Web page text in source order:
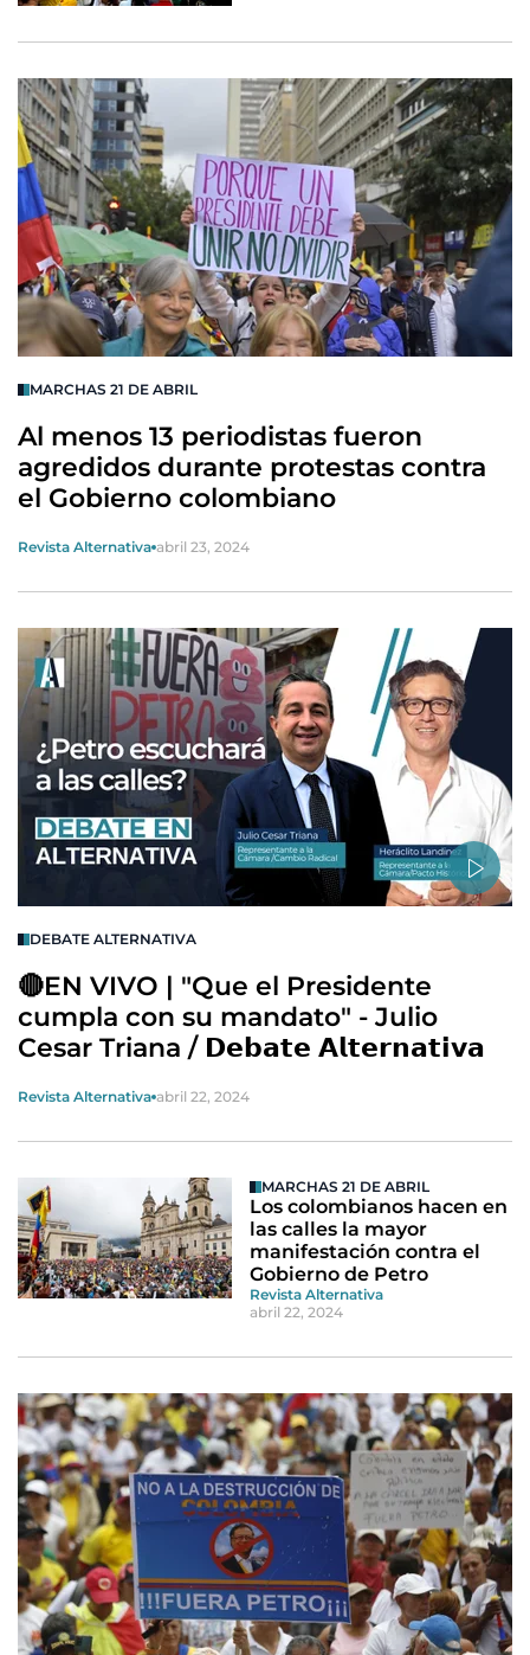
MARCHAS 21 DE ABRIL
Al menos 13 periodistas fueron
agredidos durante protestas contra
el Gobierno colombiano
Revista Alternativa abril 23, 2024
DEBATE ALTERNATIVA
🔴EN VIVO | "Que el Presidente
cumpla con su mandato" - Julio
Cesar Triana / 𝗗𝗲𝗯𝗮𝘁𝗲 𝗔𝗹𝘁𝗲𝗿𝗻𝗮𝘁𝗶𝘃𝗮
Revista Alternativa abril 22, 2024
MARCHAS 21 DE ABRIL
Los colombianos hacen en
las calles la mayor
manifestación contra el
Gobierno de Petro
Revista Alternativa
abril 22, 2024